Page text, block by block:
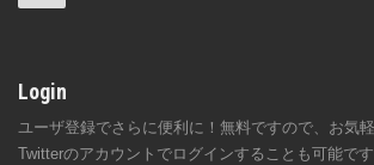
Login
ユーザ登録でさらに便利に！無料ですので、お気
Twitterのアカウントでログインすることも可能です